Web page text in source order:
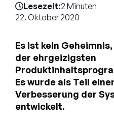
Vertrieb
SUPPORT
Lesezeit:2 Minuten
22. Oktober 2020
Es ist kein
der ehrgeizigsten
Es wurde als Teil
Verbesserung der
entwickelt.